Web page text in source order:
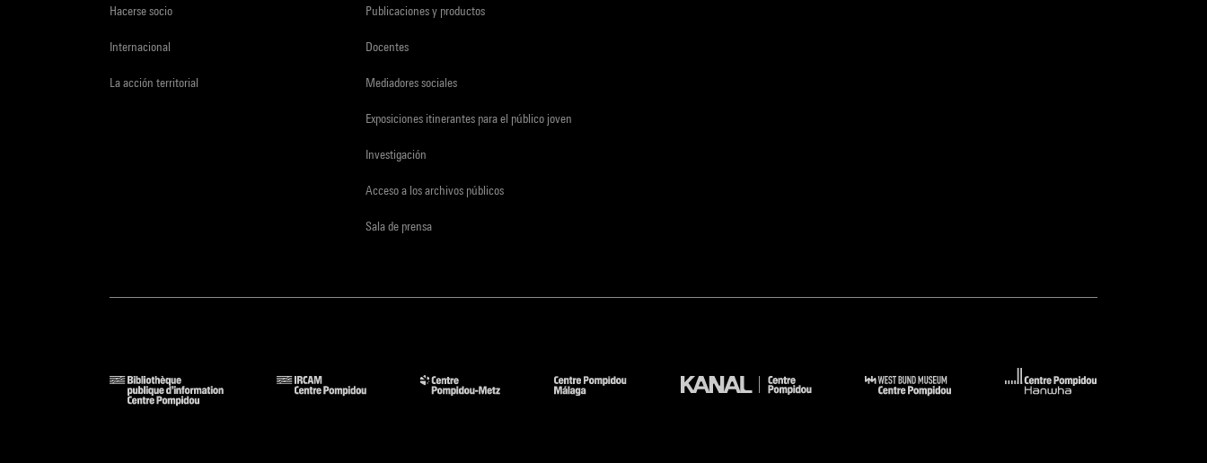
Hacerse socio
Internacional
La acción territorial
Publicaciones y productos
Docentes
Mediadores sociales
Exposiciones itinerantes para el público joven
Investigación
Acceso a los archivos públicos
Sala de prensa